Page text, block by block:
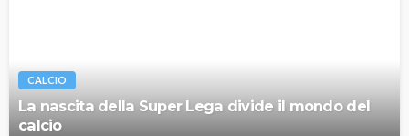
CALCIO
La nascita della Super Lega divide il mondo del
calcio